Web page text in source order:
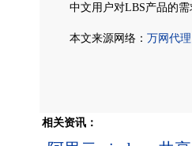
中文用户对LBS产品的
本文来源网络： 万网代理
相关资讯：